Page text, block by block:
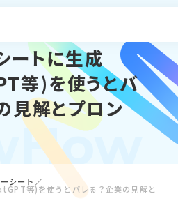
ートに生成
等)を使うとバ
見解とプロン
シート
等)を使うとバレる？企業の見解と